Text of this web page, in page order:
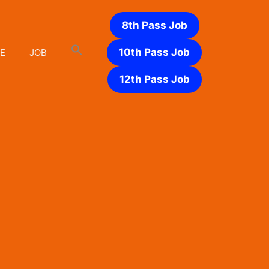
JOB
8th Pass Job
10th Pass Job
12th Pass Job